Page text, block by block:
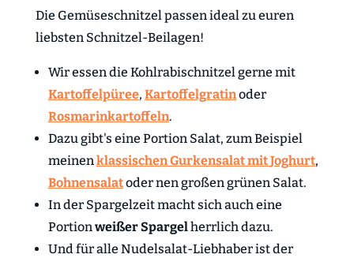
Die Gemüseschnitzel passen ideal zu euren
liebsten Schnitzel-Beilagen!
Wir essen die Kohlrabischnitzel gerne mit
Kartoffelpüree, Kartoffelgratinoder
Rosmarinkartoffeln.
Dazu gibt's eine Portion Salat, zum Beispiel
meinenklassischen Gurkensalat mitJoghurt,
Bohnensalatoder nen großen grünen Salat.
In der Spargelzeit macht sich auch eine
Portionweißer Spargelherrlich dazu.
Und für alle Nudelsalat-Liebhaber ist der